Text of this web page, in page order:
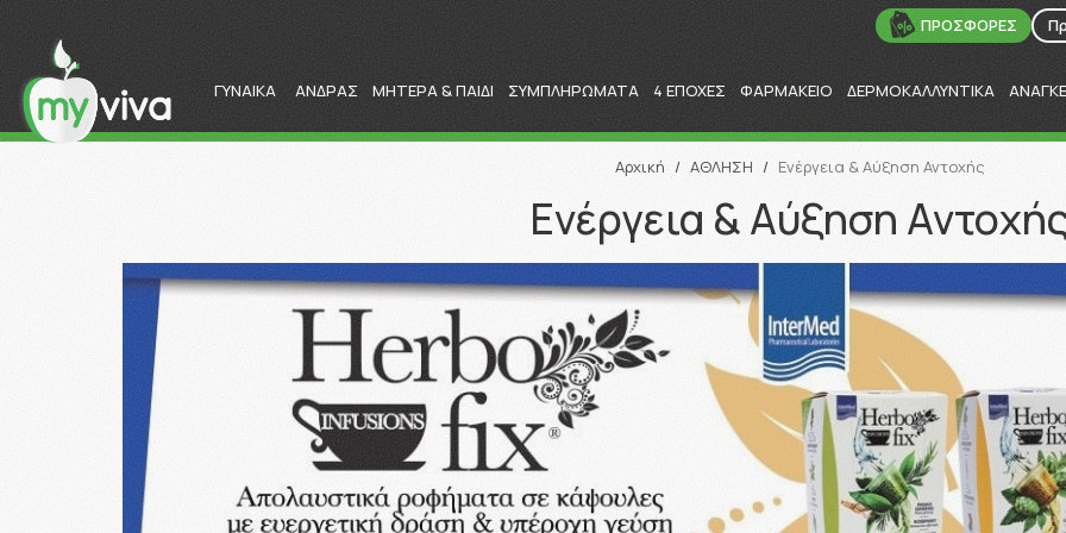
ΠΡΟΣΦΟΡΕΣ
ΓΥΝΑΙΚΑ ΑΝΔΡΑΣ ΜΗΤΕΡΑ & ΠΑΙΔΙ ΣΥΜΠΛΗΡΩΜΑΤΑ 4 ΕΠΟΧΕΣ ΦΑΡΜΑΚΕΙΟ ΔΕΡΜΟΚΑΛΛΥΝΤΙΚΑ
Αναζήτηση
Αρχική / ΑΘΛΗΣΗ / Ενέργεια & Αύξηση Αντοχής
Ενέργεια & Αύξηση